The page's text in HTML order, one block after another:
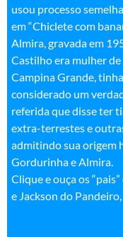
usou processo
em “Chiclete com
Almira, gravada em
Castilho era mulher de
Campina Grande,
considerado um
referida que disse ter
extra-terrestes e
admitindo sua origem
Gordurinha e Almira.
Clique e ouça os
e Jackson do